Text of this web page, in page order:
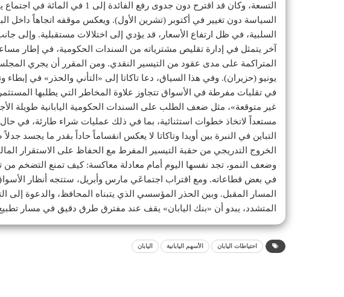
التسعة، وكان قد اقترح دون جدوى رفع
السياسة دون تغيير في أكتوبر (تشرين الأول). ويعكس موقفه اتجاهاً داخل
السلبية، في ظل ارتفاع الأسعار، قد يؤدي إلى اختلالات مستقبلية. وإلى
آخر يتمثل في إدارة تقليص مشترياته من السندات الحكومية، في إطار
المتراكمة على مدى عقود من التيسير النقدي. ومن المقرر أن يجري
يونيو (حزيران). وفي هذا السياق، دعا تاكاتا إلى «التأني والحذر» في
في تقلبات مفرطة في الأسواق تتجاوز علاوة المخاطر التي يطلبها
غير متوقعة»، مثل ضعف الطلب على السندات الحكومية اليابانية طويلة
مستعداً لاتخاذ خطوات استثنائية، بما في ذلك عمليات شراء طارئة، في
التباين في النبرة بين أويدا وتاكاتا لا يعكس انقساماً حاداً بقدر ما يجسد
الخروج التدريجي من حقبة التيسير المفرط مع الحفاظ على الاستقرار
وضعف النمو، تجد نفسها اليوم أمام معادلة معاكسة: كيف تمنع التضخم
في بعض قطاعاته. ومع اقتراب اجتماعَي مارس وأبريل، ستتجه أنظار
المسار المقبل. وبين الحذر المؤسسي الذي يتبناه المحافظ، والدعوة إلى
المتشدد، يبدو أن «بنك اليابان» يقف عند مفترق طرق دقيق في مسار
احتياطات اليابان الأسهم اليابانية اليابان